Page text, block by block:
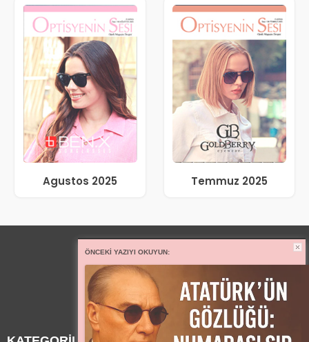
Agustos 2025 Temmuz 2025
ÖNCEKI YAZIYI OKUYUN: